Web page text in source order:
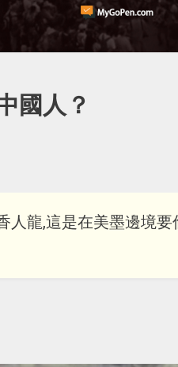
國人？
人龍,這是在美墨邊境